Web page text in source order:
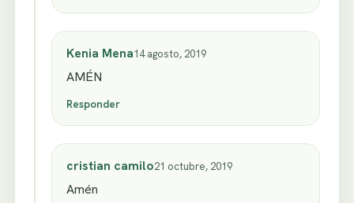
Kenia Mena14 agosto, 2019
AMÉN
Responder
cristian camilo21 octubre, 2019
Amén